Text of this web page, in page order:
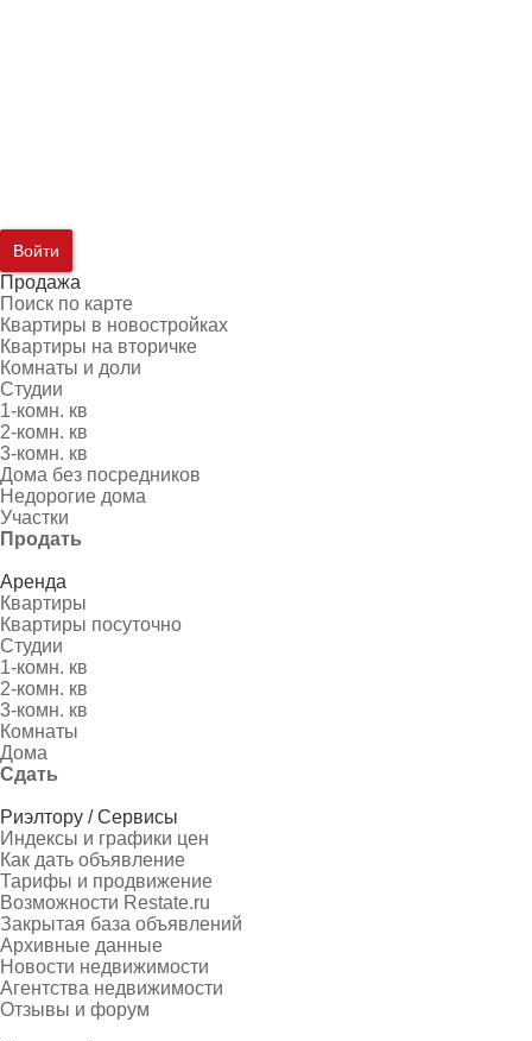
Войти
Продажа
Поиск по карте
Квартиры в новостройках
Квартиры на вторичке
Комнаты и доли
Студии
1-комн. кв
2-комн. кв
3-комн. кв
Дома без посредников
Недорогие дома
Участки
Продать
Аренда
Квартиры
Квартиры посуточно
Студии
1-комн. кв
2-комн. кв
3-комн. кв
Комнаты
Дома
Сдать
Риэлтору / Сервисы
Индексы и графики цен
Как дать объявление
Тарифы и продвижение
Возможности Restate.ru
Закрытая база объявлений
Архивные данные
Новости недвижимости
Агентства недвижимости
Отзывы и форум